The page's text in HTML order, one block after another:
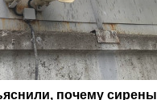
почему сирены